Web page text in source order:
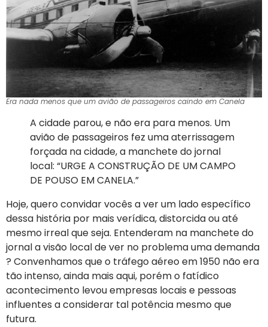
Era nada menos que um avião de passageiros caindo em Canela
A cidade parou, e não era para menos. Um
avião de passageiros fez uma aterrissagem
forçada na cidade, a manchete do jornal
local: “URGE A CONSTRUÇÃO DE UM CAMPO
DE POUSO EM CANELA.”
Hoje, quero convidar vocês a ver um lado específico
dessa história por mais verídica, distorcida ou até
mesmo irreal que seja. Entenderam na manchete do
jornal a visão local de ver no problema uma demanda
? Convenhamos que o tráfego aéreo em 1950 não era
tão intenso, ainda mais aqui, porém o fatídico
acontecimento levou empresas locais e pessoas
influentes a considerar tal potência mesmo que
futura.